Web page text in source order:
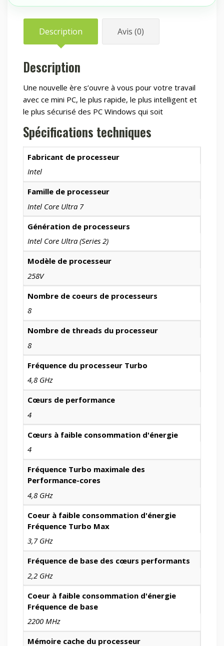
2
/
cooling/
Description Avis (0)
Description
Une nouvelle ère s’ouvre à vous pour votre travail
avec ce mini PC, le plus rapide, le plus intelligent et
le plus sécurisé des PC Windows qui soit
Spécifications techniques
Fabricant de processeur
Intel
Famille de processeur
Intel Core Ultra 7
Génération de processeurs
Intel Core Ultra (Series 2)
Modèle de processeur
258V
Nombre de coeurs de processeurs
8
Nombre de threads du processeur
8
Fréquence du processeur Turbo
4,8 GHz
Cœurs de performance
4
Cœurs à faible consommation d'énergie
4
Fréquence Turbo maximale des
Performance-cores
4,8 GHz
Coeur à faible consommation d'énergie
Fréquence Turbo Max
3,7 GHz
Fréquence de base des cœurs performants
2,2 GHz
Coeur à faible consommation d'énergie
Fréquence de base
2200 MHz
Mémoire cache du processeur